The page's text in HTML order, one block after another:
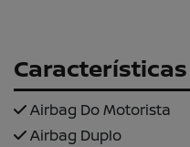
Airbag Do Motorista
Airbag Duplo